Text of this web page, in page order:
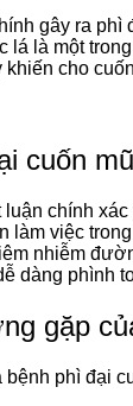
gây ra
lá là một
khiến cho
cuốn
chính
việc
nhiễm
dàng phình
gặp
phì đại